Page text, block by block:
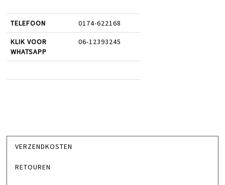
TELEFOON 0174-622168
KLIK VOOR
WHATSAPP
06-12393245
VERZENDKOSTEN
RETOUREN